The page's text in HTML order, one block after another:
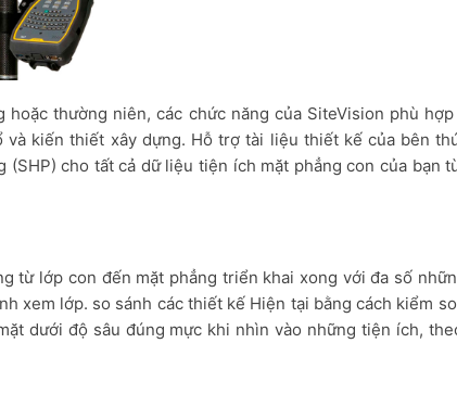
thường niên, các chức năng của SiteVision phù
kiến thiết xây dựng. Hỗ trợ tài liệu thiết kế của bên
cho tất cả dữ liệu tiện ích mặt phẳng con của bạn
từ lớp con đến mặt phẳng triển khai xong với đa số
xem lớp. so sánh các thiết kế Hiện tại bằng cách kiểm
dưới độ sâu đúng mực khi nhìn vào những tiện ích,